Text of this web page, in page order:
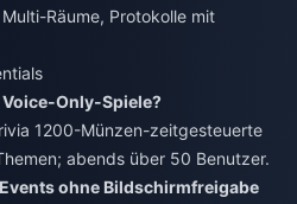
Räume, Protokolle mit
Voice-Only-Spiele?
1200-Münzen-zeitgesteuerte
abends über 50 Benutzer.
ohne Bildschirmfreigabe